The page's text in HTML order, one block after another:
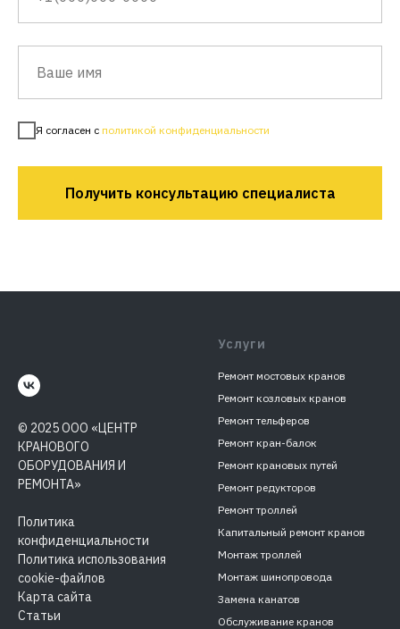
Я согласен с политикой конфиденциальности
Получить консультацию специалиста
© 2025 ООО «ЦЕНТР
КРАНОВОГО
ОБОРУДОВАНИЯ И
РЕМОНТА»
Политика
конфиденциальности
Политика использования
cookie-файлов
Карта сайта
Статьи
Услуги
Ремонт мостовых кранов
Ремонт козловых кранов
Ремонт тельферов
Ремонт кран-балок
Ремонт крановых путей
Ремонт редукторов
Ремонт троллей
Капитальный ремонт кранов
Монтаж троллей
Монтаж шинопровода
Замена канатов
Обслуживание кранов